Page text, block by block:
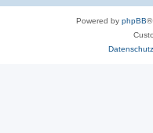
Powered by phpBB®
Datenschutz